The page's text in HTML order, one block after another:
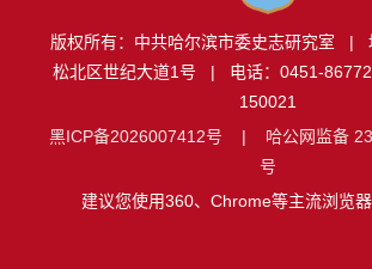
版权所有：中共哈尔滨市委史志研究室 |
松北区世纪大道1号 | 电话：0451-
150021
黑ICP备2026007412号 | 哈公网监备
号
建议您使用360、Chrome等主流浏览